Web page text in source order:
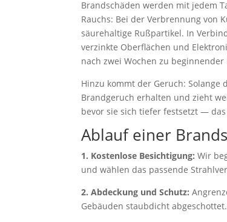
Brandschäden werden mit jedem
Rauchs: Bei der Verbrennung von
säurehaltige Rußpartikel. In
verzinkte Oberflächen und
nach zwei Wochen zu
Hinzu kommt der Geruch:
Brandgeruch erhalten und zieht
bevor sie sich tiefer festsetzt —
Ablauf einer
1. Kostenlose Besichtigung: Wir
und wählen das passende
2. Abdeckung und Schutz:
Gebäuden staubdicht abgeschottet.